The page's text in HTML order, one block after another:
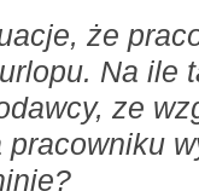
że
Na ile
ze
pracowniku